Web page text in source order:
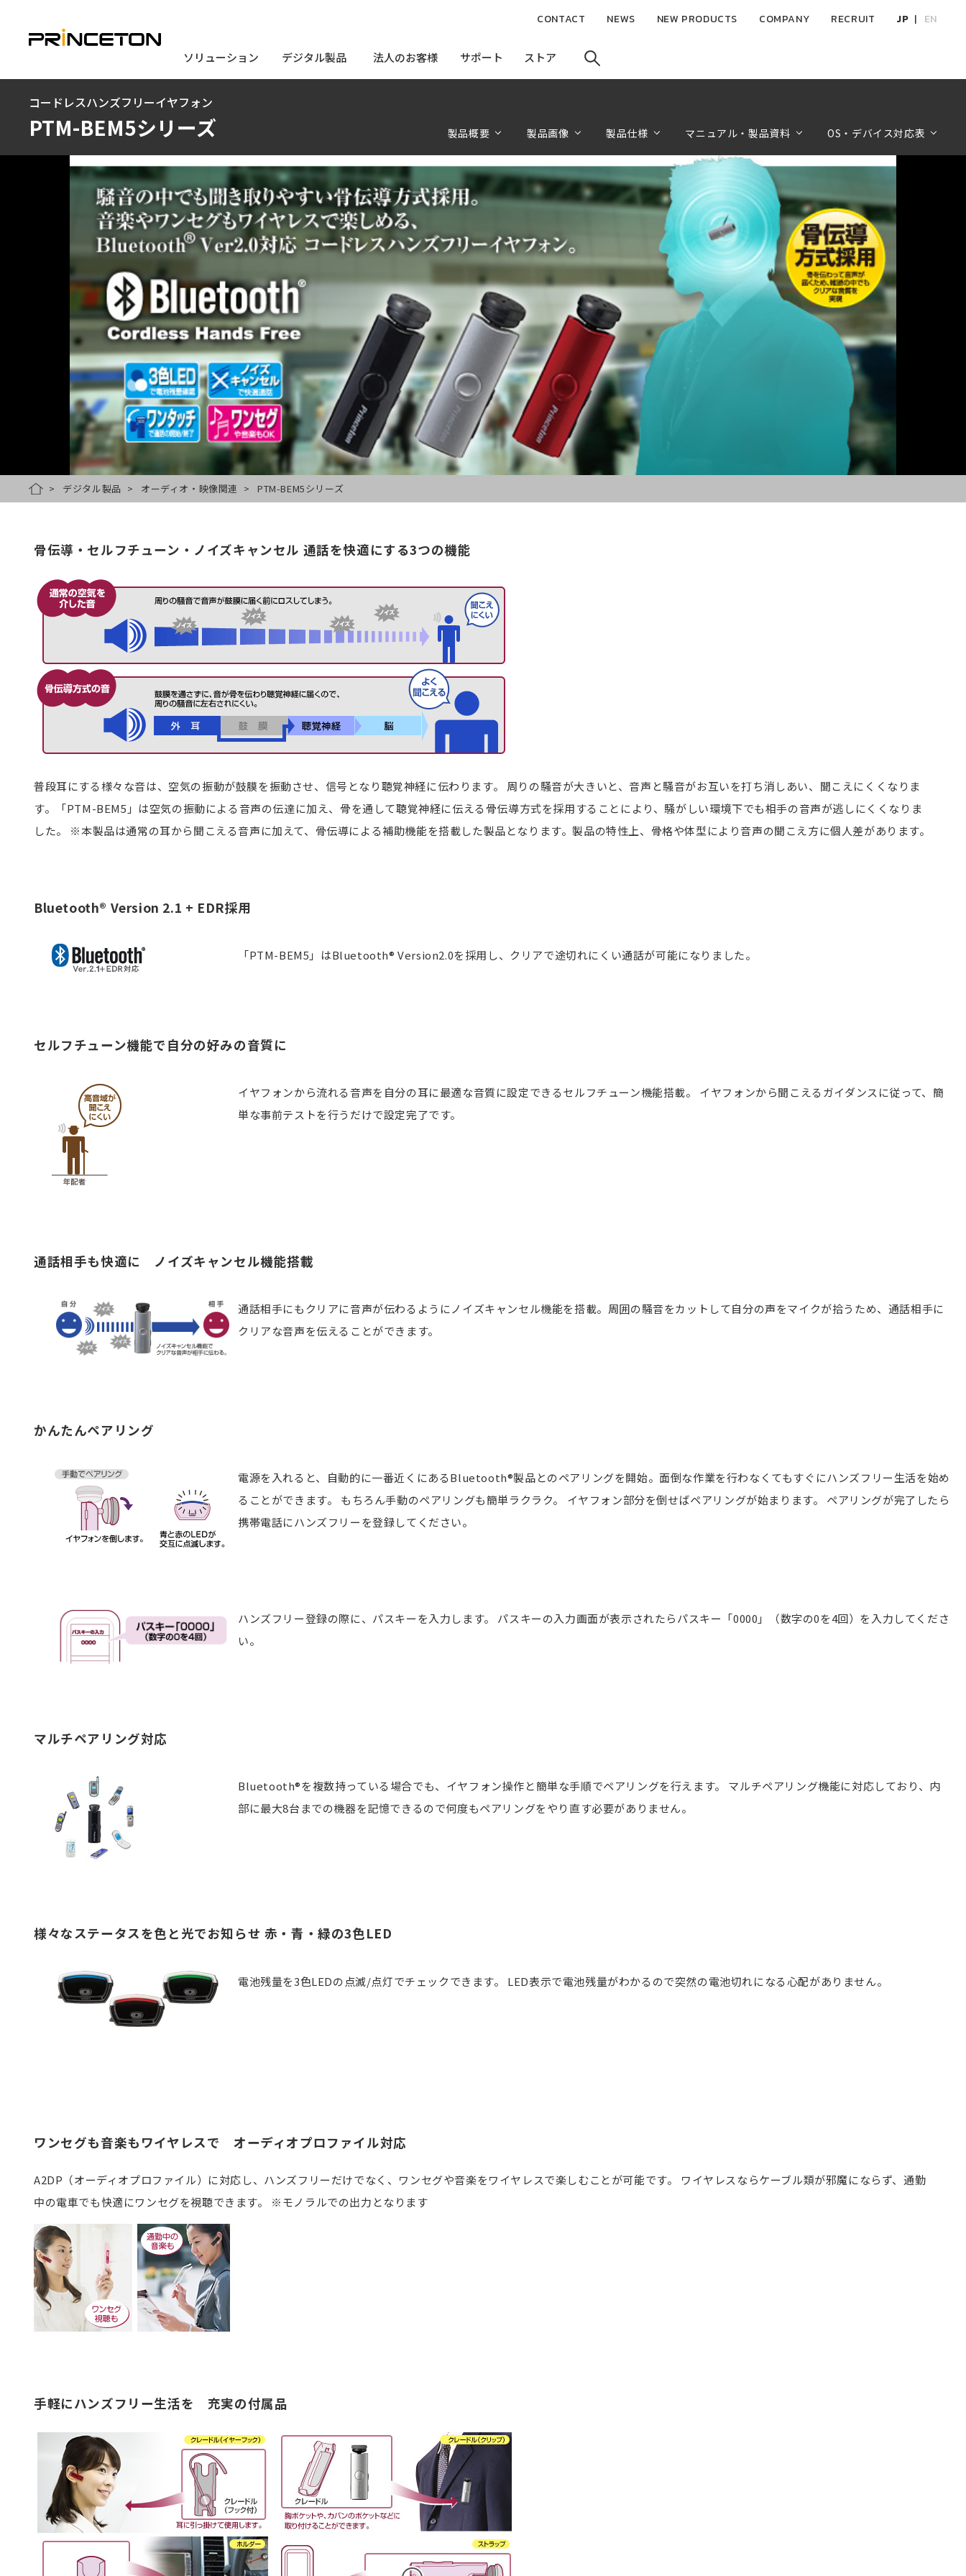
コ
ソリューション
ソリューション デジタル製品
デジタル製品 法人のお客様
法人のお客様 サポート
サポート ストア
ストア
CONTACT NEWS NEW PRODUCTS COMPANY RECRUIT JP EN
コードレスハンズフリーイヤフォン
PTM-BEM5シリーズ 製品概要 製品画像 製品仕様 マニュアル・製品資料 OS・デバイス対応表
HOMEデジタル製品 オーディオ・映像関連 PTM-BEM5シリーズ
骨伝導・セルフチューン・ノイズキャンセル 通話を快適にする3つの機能
普段耳にする様々な音は、空気の振動が鼓膜を振動させ、信号となり聴覚神経に伝わります。 周りの騒音が大きいと、音声と騒音がお互いを打ち消しあい、聞こえにくくなりま
す。「PTM-BEM5」は空気の振動による音声の伝達に加え、骨を通して聴覚神経に伝える骨伝導方式を採用することにより、騒がしい環境下でも相手の音声が逃しにくくなりま
した。 ※本製品は通常の耳から聞こえる音声に加えて、骨伝導による補助機能を搭載した製品となります。製品の特性上、骨格や体型により音声の聞こえ方に個人差があります。
Bluetooth® Version 2.1 + EDR採用
「PTM-BEM5」はBluetooth® Version2.0を採用し、クリアで途切れにくい通話が可能になりました。
セルフチューン機能で自分の好みの音質に
イヤフォンから流れる音声を自分の耳に最適な音質に設定できるセルフチューン機能搭載。 イヤフォンから聞こえるガイダンスに従って、簡
単な事前テストを行うだけで設定完了です。
通話相手も快適に ノイズキャンセル機能搭載
通話相手にもクリアに音声が伝わるようにノイズキャンセル機能を搭載。周囲の騒音をカットして自分の声をマイクが拾うため、通話相手に
クリアな音声を伝えることができます。
かんたんペアリング
電源を入れると、自動的に一番近くにあるBluetooth®製品とのペアリングを開始。面倒な作業を行わなくてもすぐにハンズフリー生活を始め
ることができます。 もちろん手動のペアリングも簡単ラクラク。 イヤフォン部分を倒せばペアリングが始まります。 ペアリングが完了したら
携帯電話にハンズフリーを登録してください。
ハンズフリー登録の際に、パスキーを入力します。 パスキーの入力画面が表示されたらパスキー「0000」（数字の0を4回）を入力してくださ
い。
マルチペアリング対応
Bluetooth®を複数持っている場合でも、イヤフォン操作と簡単な手順でペアリングを行えます。 マルチペアリング機能に対応しており、内
部に最大8台までの機器を記憶できるので何度もペアリングをやり直す必要がありません。
様々なステータスを色と光でお知らせ 赤・青・緑の3色LED
電池残量を3色LEDの点滅/点灯でチェックできます。 LED表示で電池残量がわかるので突然の電池切れになる心配がありません。
ワンセグも音楽もワイヤレスで オーディオプロファイル対応
A2DP（オーディオプロファイル）に対応し、ハンズフリーだけでなく、ワンセグや音楽をワイヤレスで楽しむことが可能です。 ワイヤレスならケーブル類が邪魔にならず、通勤
中の電車でも快適にワンセグを視聴できます。 ※モノラルでの出力となります
手軽にハンズフリー生活を 充実の付属品